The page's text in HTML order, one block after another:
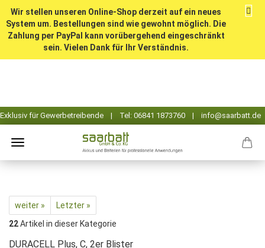
Wir stellen unseren Online-Shop derzeit auf ein neues
System um. Bestellungen sind wie gewohnt möglich. Die
Zahlung per PayPal kann vorübergehend eingeschränkt
sein. Vielen Dank für Ihr Verständnis.
weiter »
Letzter »
22Artikel in dieser Kategorie
DURACELL Plus, C, 2er Blister